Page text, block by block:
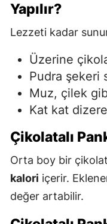
Yapılır?
Lezzeti kadar
Üzerine
Pudra şekeri
Muz, çilek
Kat kat
Çikolatalı
Orta boy bir
kalori içerir.
değer artabilir.